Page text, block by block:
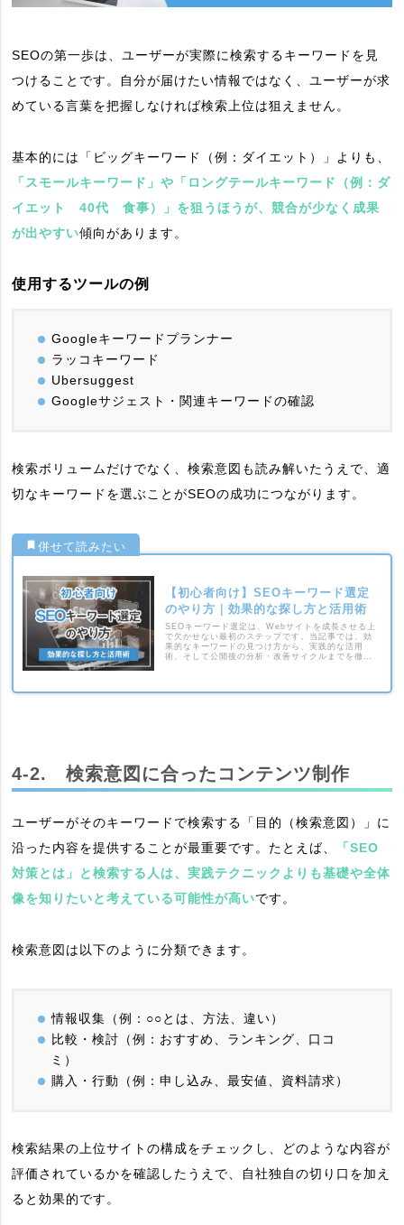
SEOの第一歩は、ユーザーが実際に検索するキーワードを見
つけることです。自分が届けたい情報ではなく、ユーザーが求
めている言葉を把握しなければ検索上位は狙えません。
基本的には「ビッグキーワード（例：ダイエット）」よりも、
「スモールキーワード」や「ロングテールキーワード（例：ダ
イエット 40代 食事）」を狙うほうが、競合が少なく成果
が出やすい傾向があります。
使用するツールの例
Googleキーワードプランナー
ラッコキーワード
Ubersuggest
Googleサジェスト・関連キーワードの確認
検索ボリュームだけでなく、検索意図も読み解いたうえで、適
切なキーワードを選ぶことがSEOの成功につながります。
【初心者向け】SEOキーワード選定
のやり方｜効果的な探し方と活用術
SEOキーワード選定は、Webサイトを成長させる上
で欠かせない最初のステップです。当記事では、効
果的なキーワードの見つけ方から、実践的な活用
術、そして公開後の分析・改善サイクルまでを徹底
4-2. 検索意図に合ったコンテンツ制作
ユーザーがそのキーワードで検索する「目的（検索意図）」に
沿った内容を提供することが最重要です。たとえば、
「SEO
対策とは」と検索する人は、実践テクニックよりも基礎や全体
像を知りたいと考えている可能性が高いです。
検索意図は以下のように分類できます。
情報収集（例：○○とは、方法、違い）
比較・検討（例：おすすめ、ランキング、口コ
ミ）
購入・行動（例：申し込み、最安値、資料請求）
検索結果の上位サイトの構成をチェックし、どのような内容が
評価されているかを確認したうえで、自社独自の切り口を加え
ると効果的です。